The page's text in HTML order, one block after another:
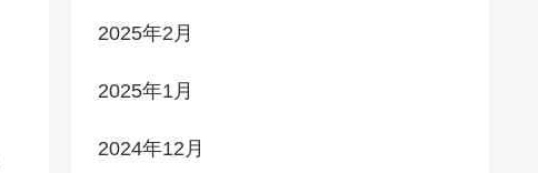
2025年2月
2025年1月
2024年12月